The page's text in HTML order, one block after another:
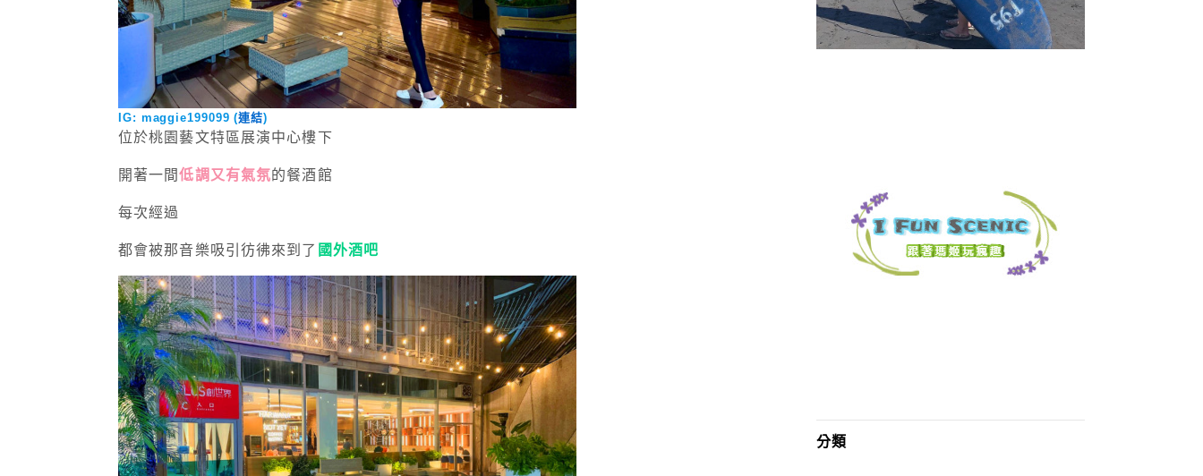
IG: maggie199099 (連結)
位於桃園藝文特區展演中心樓下
開著一間低調又有氣氛的餐酒館
每次經過
都會被那音樂吸引彷彿來到了 國外酒吧
分類